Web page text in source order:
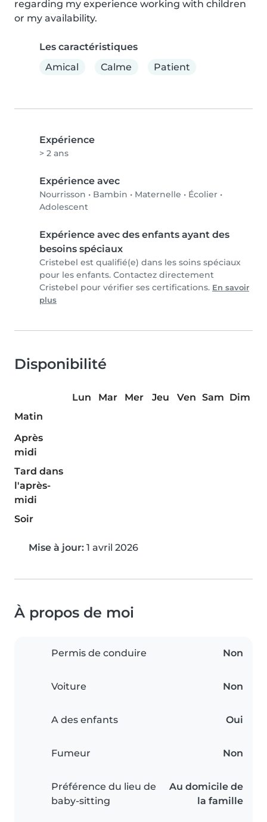
regarding my experience working with children
or my availability.
Les caractéristiques
Amical
Calme Patient
Expérience
> 2 ans
Expérience avec
Nourrisson • Bambin • Maternelle • Écolier •
Adolescent
Expérience avec des enfants ayant des
besoins spéciaux
Cristebel est qualifié(e) dans les soins spéciaux
pour les enfants. Contactez directement
Cristebel pour vérifier ses certifications. En savoir
plus
Disponibilité
Lun Mar Mer Jeu Ven Sam Dim
Matin
Après
midi
Tard dans
l'après-
midi
Soir
Mise à jour: 1 avril 2026
À propos de moi
Permis de conduire Non
Voiture Non
A des enfants Oui
Fumeur Non
Préférence du lieu de
baby-sitting
Au domicile de
la famille